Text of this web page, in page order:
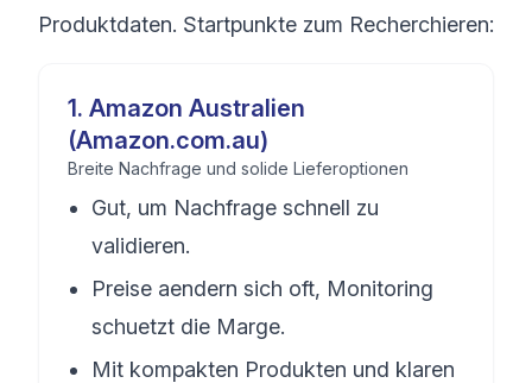
Produktdaten. Startpunkte zum Recherchieren:
1. Amazon Australien
(Amazon.com.au)
Breite Nachfrage und solide Lieferoptionen
Gut, um Nachfrage schnell zu
validieren.
Preise aendern sich oft, Monitoring
schuetzt die Marge.
Mit kompakten Produkten und klaren